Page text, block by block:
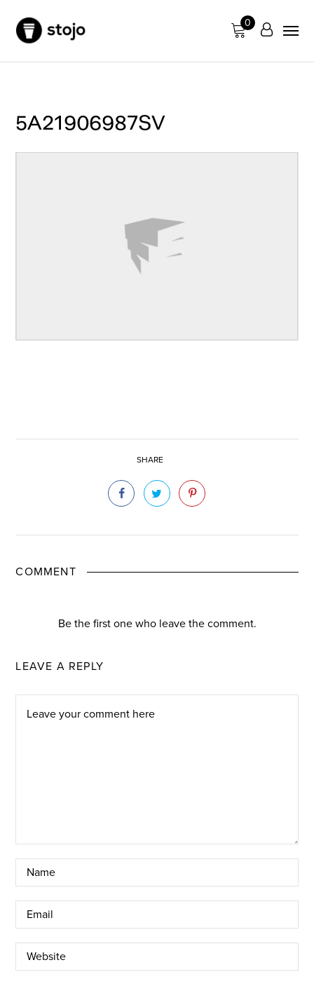
0
5A21906987SV
SHARE
COMMENT
Be the first one who leave the comment.
LEAVE A REPLY